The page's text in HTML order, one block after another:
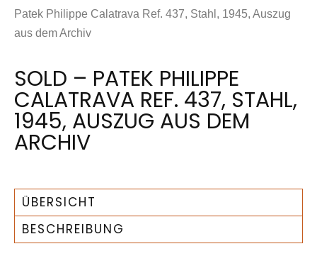
Patek Philippe Calatrava Ref. 437, Stahl, 1945, Auszug
aus dem Archiv
SOLD – PATEK PHILIPPE
CALATRAVA REF. 437, STAHL,
1945, AUSZUG AUS DEM
ARCHIV
ÜBERSICHT
BESCHREIBUNG